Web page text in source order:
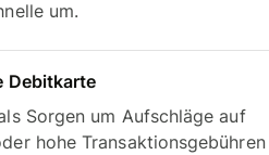
um.
Debitkarte
Sorgen um Aufschläge auf
hohe Transaktionsgebühren